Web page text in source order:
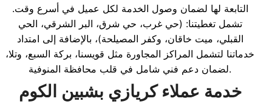
التابعة لها لضمان وصول الخدمة لكل عميل في أسرع وقت.
تشمل تغطيتنا: (حي غرب، حي شرق، البر الشرقي، الحي
القبلي، ميت خاقان، وكفر المصيلحة)، بالإضافة إلى امتداد
خدماتنا لتشمل المراكز المجاورة مثل قويسنا، بركة السبع، وتلا،
لضمان دعم فني شامل في قلب محافظة المنوفية.
خدمة عملاء كريازي بشبين الكوم